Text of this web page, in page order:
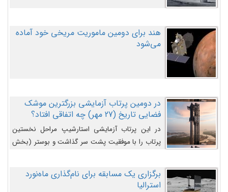
هند برای دومین ماموریت مریخی خود آماده
می‌شود
در دومین پرتاب آزمایشی بزرگترین موشک
فضایی تاریخ (27 مهر‌) چه اتفاقی افتاد؟
در این پرتاب آزمایشی استارشیپ مراحل نخستین
پرتاب را با موفقیت پشت سر گذاشت و بوستر (بخش
را وارد مسیر از پیش تعیین‌شده کند و سپس با یک
مکانیزم جدید با موفقیت از آن جدا شود. ‌
برگزاری یک مسابقه برای نام‌گذاری ماه‌نورد
استرالیا